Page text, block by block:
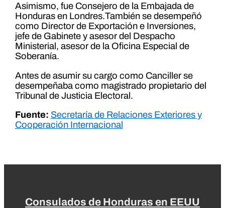
Asimismo, fue Consejero de la Embajada de
Honduras en Londres.También se desempeñó
como Director de Exportación e Inversiones,
jefe de Gabinete y asesor del Despacho
Ministerial, asesor de la Oficina Especial de
Soberanía.
Antes de asumir su cargo como Canciller se
desempeñaba como magistrado propietario del
Tribunal de Justicia Electoral.
Fuente: Secretaría de Relaciones Exteriores y
Cooperación Internacional
Consulados de Honduras en EEUU